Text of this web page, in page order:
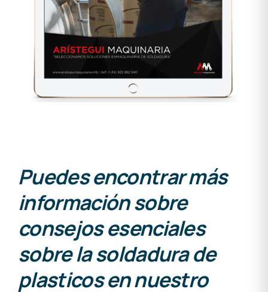
Puedes encontrar más
información sobre
consejos esenciales
sobre la soldadura de
plasticos en nuestro